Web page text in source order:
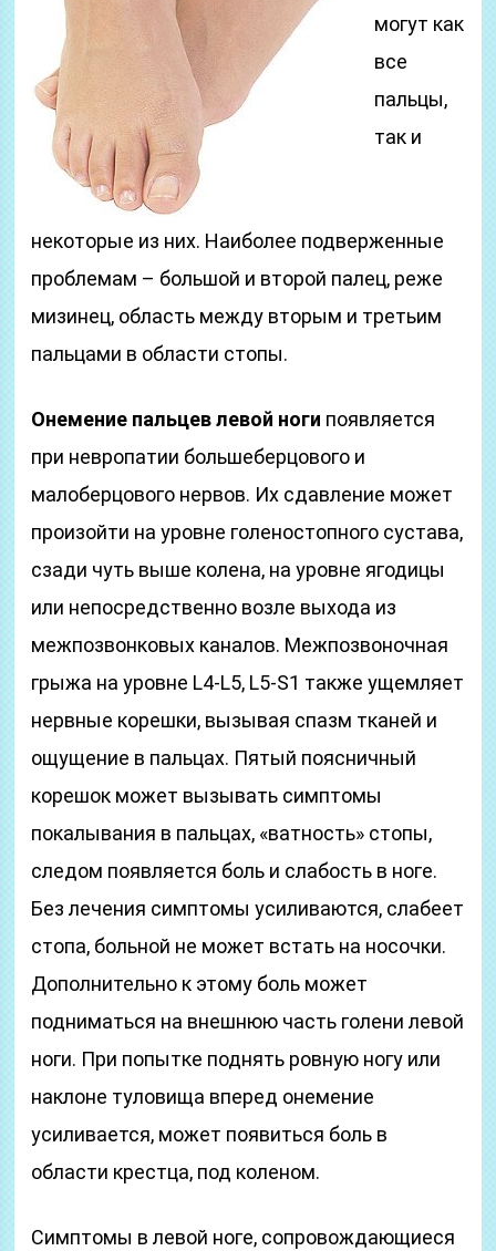
могут как
все
пальцы,
так и
некоторые из них. Наиболее подверженные
проблемам – большой и второй палец, реже
мизинец, область между вторым и третьим
пальцами в области стопы.
Онемение пальцев левой ноги появляется
при невропатии большеберцового и
малоберцового нервов. Их сдавление может
произойти на уровне голеностопного сустава,
сзади чуть выше колена, на уровне ягодицы
или непосредственно возле выхода из
межпозвонковых каналов. Межпозвоночная
грыжа на уровне L4-L5, L5-S1 также ущемляет
нервные корешки, вызывая спазм тканей и
ощущение в пальцах. Пятый поясничный
корешок может вызывать симптомы
покалывания в пальцах, «ватность» стопы,
следом появляется боль и слабость в ноге.
Без лечения симптомы усиливаются, слабеет
стопа, больной не может встать на носочки.
Дополнительно к этому боль может
подниматься на внешнюю часть голени левой
ноги. При попытке поднять ровную ногу или
наклоне туловища вперед онемение
усиливается, может появиться боль в
области крестца, под коленом.
Симптомы в левой ноге, сопровождающиеся